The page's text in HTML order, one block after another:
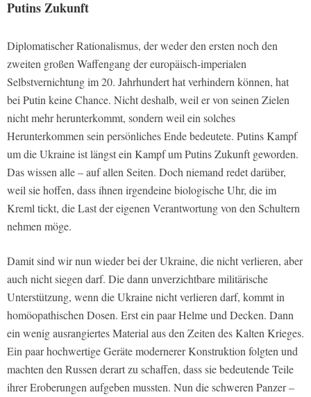
Putins Zukunft
Diplomatischer Rationalismus, der weder den ersten noch den
zweiten großen Waffengang der europäisch-imperialen
Selbstvernichtung im 20. Jahrhundert hat verhindern können, hat
bei Putin keine Chance. Nicht deshalb, weil er von seinen Zielen
nicht mehr herunterkommt, sondern weil ein solches
Herunterkommen sein persönliches Ende bedeutete. Putins Kampf
um die Ukraine ist längst ein Kampf um Putins Zukunft geworden.
Das wissen alle – auf allen Seiten. Doch niemand redet darüber,
weil sie hoffen, dass ihnen irgendeine biologische Uhr, die im
Kreml tickt, die Last der eigenen Verantwortung von den Schultern
nehmen möge.
Damit sind wir nun wieder bei der Ukraine, die nicht verlieren, aber
auch nicht siegen darf. Die dann unverzichtbare militärische
Unterstützung, wenn die Ukraine nicht verlieren darf, kommt in
homöopathischen Dosen. Erst ein paar Helme und Decken. Dann
ein wenig ausrangiertes Material aus den Zeiten des Kalten Krieges.
Ein paar hochwertige Geräte modernerer Konstruktion folgten und
machten den Russen derart zu schaffen, dass sie bedeutende Teile
ihrer Eroberungen aufgeben mussten. Nun die schweren Panzer –